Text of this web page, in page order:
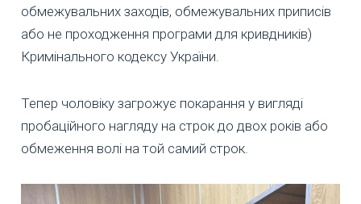
обмежувальних заходів, обмежувальних приписів
або не проходження програми для кривдників)
Кримінального кодексу України.
Тепер чоловіку загрожує покарання у вигляді
пробаційного нагляду на строк до двох років або
обмеження волі на той самий строк.